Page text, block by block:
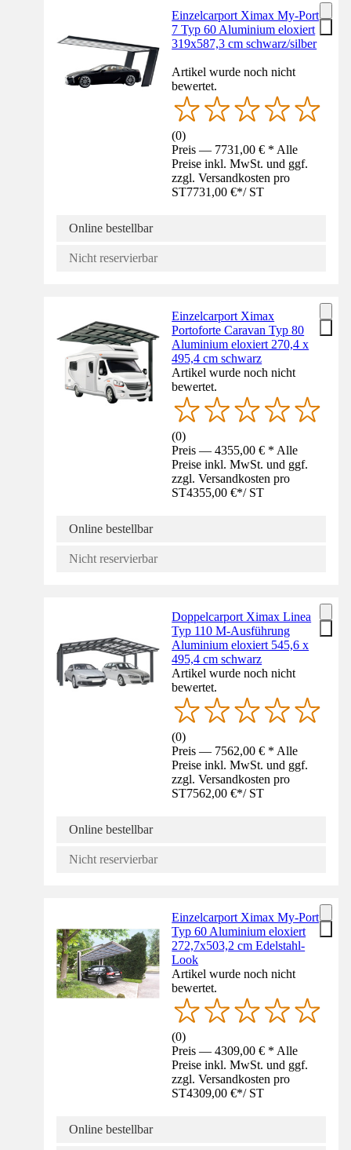
Einzelcarport Ximax My-Port
7 Typ 60 Aluminium eloxiert
319x587,3 cm schwarz/silber
Artikel wurde noch nicht
bewertet.
(0)
Preis — 7731,00 € * Alle
Preise inkl. MwSt. und ggf.
zzgl. Versandkosten pro
ST7731,00 €*/ ST
Online bestellbar
Nicht reservierbar
Einzelcarport Ximax
Portoforte Caravan Typ 80
Aluminium eloxiert 270,4 x
495,4 cm schwarz
Artikel wurde noch nicht
bewertet.
(0)
Preis — 4355,00 € * Alle
Preise inkl. MwSt. und ggf.
zzgl. Versandkosten pro
ST4355,00 €*/ ST
Online bestellbar
Nicht reservierbar
Doppelcarport Ximax Linea
Typ 110 M-Ausführung
Aluminium eloxiert 545,6 x
495,4 cm schwarz
Artikel wurde noch nicht
bewertet.
(0)
Preis — 7562,00 € * Alle
Preise inkl. MwSt. und ggf.
zzgl. Versandkosten pro
ST7562,00 €*/ ST
Online bestellbar
Nicht reservierbar
Einzelcarport Ximax My-Port
Typ 60 Aluminium eloxiert
272,7x503,2 cm Edelstahl-
Look
Artikel wurde noch nicht
bewertet.
(0)
Preis — 4309,00 € * Alle
Preise inkl. MwSt. und ggf.
zzgl. Versandkosten pro
ST4309,00 €*/ ST
Online bestellbar